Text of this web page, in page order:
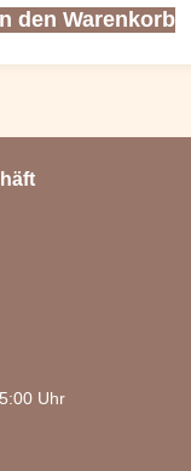
den Warenkorb
Uhr